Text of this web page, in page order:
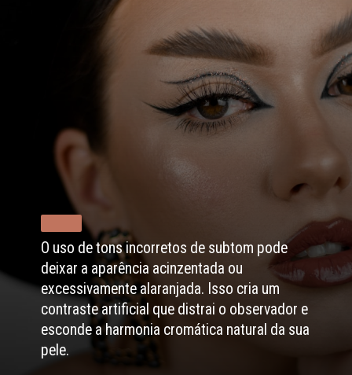
O uso de tons incorretos de subtom pode
deixar a aparência acinzentada ou
excessivamente alaranjada. Isso cria um
contraste artificial que distrai o observador e
esconde a harmonia cromática natural da sua
pele.